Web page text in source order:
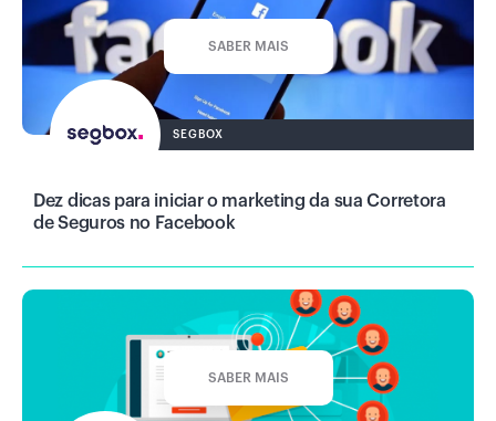
SEGBOX
SABER MAIS
Dez dicas para iniciar o marketing da sua Corretora
de Seguros no Facebook
SABER MAIS